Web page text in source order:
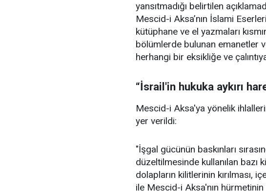
yansıtmadığı belirtilen
Mescid-i Aksa’nın İslami
kütüphane ve el yazmaları
bölümlerde bulunan emanetler
herhangi bir eksikliğe ve
“İsrail'in hukuka aykırı
Mescid-i Aksa'ya yönelik
yer verildi:
"İşgal gücünün baskınları
düzeltilmesinde kullanılan bazı
dolapların kilitlerinin kırılması,
ile Mescid-i Aksa'nın hürmetinin